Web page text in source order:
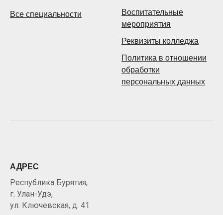
Все специальности
Воспитательные
мероприятия
Реквизиты колледжа
Политика в отношении
обработки
персональных данных
АДРЕС
Республика Бурятия,
г. Улан-Удэ,
ул. Ключевская, д. 41